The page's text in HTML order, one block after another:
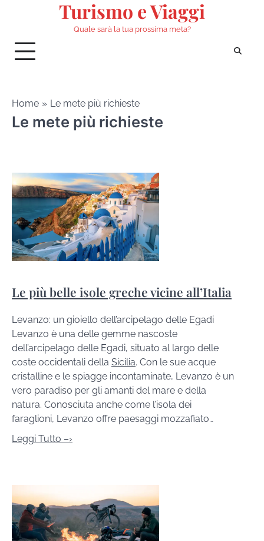
Turismo e Viaggi
Quale sarà la tua prossima meta?
Home Le mete più richieste
Le mete più richieste
Le più belle isole greche vicine all’Italia
Levanzo: un gioiello dell’arcipelago delle Egadi
Levanzo è una delle gemme nascoste
dell’arcipelago delle Egadi, situato al largo delle
coste occidentali della Sicilia. Con le sue acque
cristalline e le spiagge incontaminate, Levanzo è un
vero paradiso per gli amanti del mare e della
natura. Conosciuta anche come l’isola dei
faraglioni, Levanzo offre paesaggi mozzafiato…
Leggi Tutto –›